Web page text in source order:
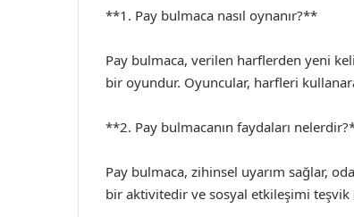
**1. Pay bulmaca nasıl oynanır?**
Pay bulmaca, verilen harflerden yeni
bir oyundur. Oyuncular, harfleri
**2. Pay bulmacanın faydaları
Pay bulmaca, zihinsel uyarım sağlar,
bir aktivitedir ve sosyal etkileşimi teşvik